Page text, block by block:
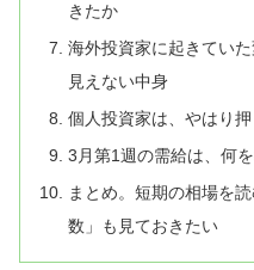
きたか
海外投資家に起きてい
見えない中身
個人投資家は、やはり
3月第1週の需給は、何
まとめ。短期の相場を
数」も見ておきたい